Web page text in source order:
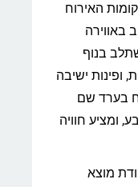
האירוח
באווירה
בנוף
ופינות ישיבה
בערד שם
ומציע חוויה
מוצא